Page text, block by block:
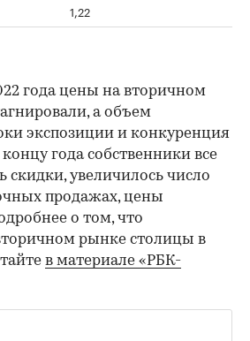
1,22
года цены на вторичном
а объем
экспозиции и конкуренция
года собственники все
скидки, увеличилось число
продажах, цены
о том, что
рынке столицы в
в материале «РБК-